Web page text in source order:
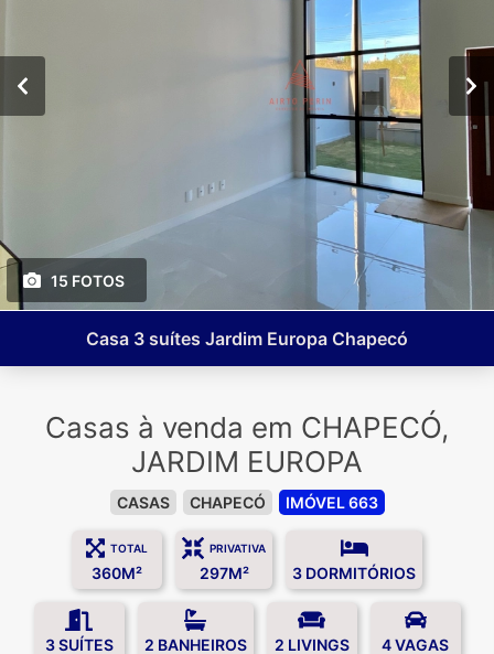
15 FOTOS
Casa 3 suítes Jardim Europa Chapecó
Casas à venda em CHAPECÓ,
JARDIM EUROPA
CASAS CHAPECÓ IMÓVEL 663
TOTAL
360M²
PRIVATIVA
297M² 3 DORMITÓRIOS
3 SUÍTES 2 BANHEIROS 2 LIVINGS 4 VAGAS